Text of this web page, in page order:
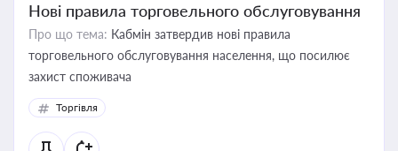
Нові правила торговельного обслуговування
Про що тема: Кабмін затвердив нові правила
торговельного обслуговування населення, що посилює
захист споживача
Торгівля